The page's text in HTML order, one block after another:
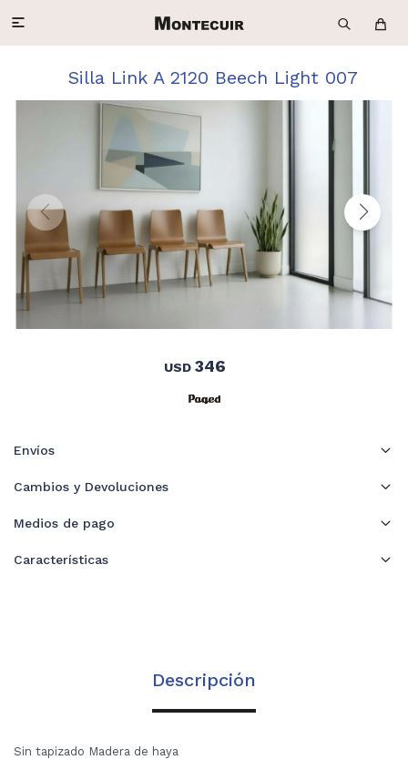

Silla Link A 2120 Beech Light 007
USD 346
Envíos
Cambios y Devoluciones
Medios de pago
Características
Descripción
Sin tapizado Madera de haya